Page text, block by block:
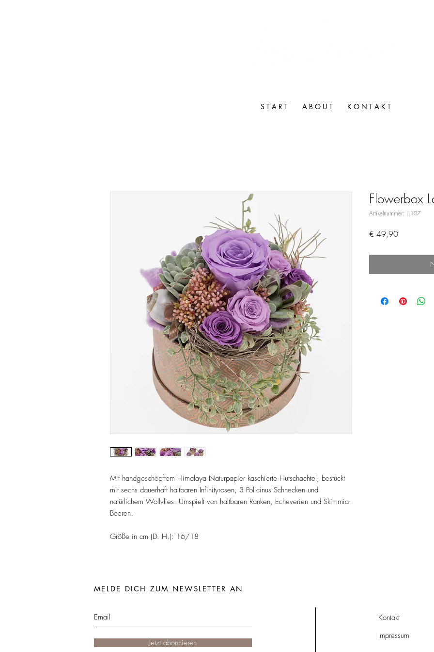
Mit handgeschöpftem Himalaya Naturpapier kaschierte Hutschachtel, bestückt
mit sechs dauerhaft haltbaren Infinityrosen, 3 Policinus Schnecken und
natürlichem Wollvlies. Umspielt von haltbaren Ranken, Echeverien und Skimmia-
Beeren.
Größe in cm (D. H.): 16/18
Flowerbox
Artikelnummer: LL107
€ 49,90Preis
S T A R T A B O U T K O N T A K T
Jetzt abonnieren
MELDE DICH ZUM NEWSLETTER AN
Kontakt
Impressum